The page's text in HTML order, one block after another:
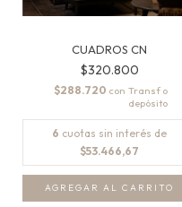
CUADROS CN
$320.800
$288.720 con
6 cuotas sin interés de
$53.466,67
AGREGAR AL CARRITO